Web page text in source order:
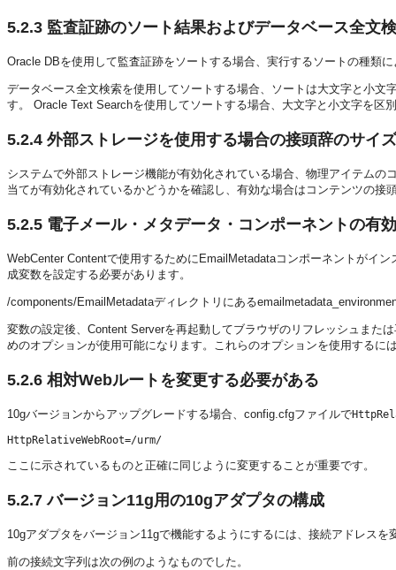
5.2.3 監査証跡のソート結果およびデータベース全文
Oracle DBを使用して監査証跡をソートする場合、実行するソートの種類
データベース全文検索を使用してソートする場合、ソートは大文字と小
す。 Oracle Text Searchを使用してソートする場合、大文字と小文字を区
5.2.4 外部ストレージを使用する場合の接頭辞のサイ
システムで外部ストレージ機能が有効化されている場合、物理アイテム
当てが有効化されているかどうかを確認し、有効な場合はコンテンツの
5.2.5 電子メール・メタデータ・コンポーネントの有
WebCenter Contentで使用するためにEmailMetadataコンポーネントがイ
成変数を設定する必要があります。
/components/EmailMetadataディレクトリにある
変数の設定後、Content Serverを再起動してブラウザのリフレッシュまた
めのオプションが使用可能になります。これらのオプションを使用するに
5.2.6 相対Webルートを変更する必要がある
10gバージョンからアップグレードする場合、config.cfgファイルで
ここに示されているものと正確に同じように変更することが重要です。
5.2.7 バージョン11g用の10gアダプタの構成
10gアダプタをバージョン11gで機能するようにするには、接続アドレスを
前の接続文字列は次の例のようなものでした。